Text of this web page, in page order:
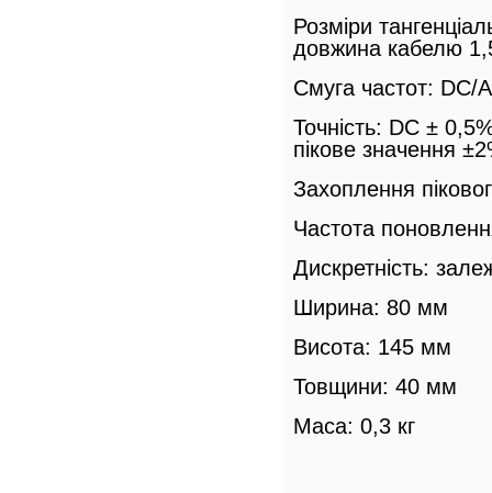
Розміри
довжина кабелю
Смуга частот:
Точність: DC ±
пікове значення
Захоплення
Частота
Дискретність:
Ширина: 80 мм
Висота: 145 мм
Товщини: 40 мм
Маса: 0,3 кг